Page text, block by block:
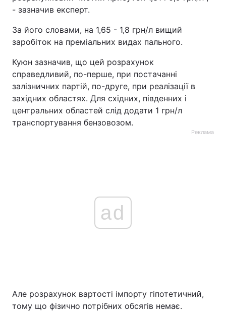
- зазначив експерт.
За його словами, на 1,65 - 1,8 грн/л вищий
заробіток на преміальних видах пального.
Куюн зазначив, що цей розрахунок
справедливий, по-перше, при постачанні
залізничних партій, по-друге, при реалізації в
західних областях. Для східних, південних і
центральних областей слід додати 1 грн/л
транспортування бензовозом.
Реклама
ad
Але розрахунок вартості імпорту гіпотетичний,
тому що фізично потрібних обсягів немає.